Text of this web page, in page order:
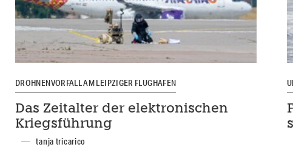
DROHNENVORFALL AM LEIPZIGER FLUGHAFEN
Das Zeitalter der elektronischen
Kriegsführung
tanja tricarico